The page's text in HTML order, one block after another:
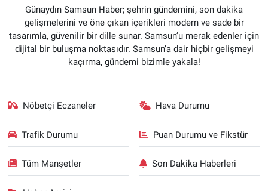
Günaydın Samsun Haber; şehrin gündemini, son dakika
gelişmelerini ve öne çıkan içerikleri modern ve sade bir
tasarımla, güvenilir bir dille sunar. Samsun’u merak edenler için
dijital bir buluşma noktasıdır. Samsun’a dair hiçbir gelişmeyi
kaçırma, gündemi bizimle yakala!
Nöbetçi Eczaneler Hava Durumu
Trafik Durumu Puan Durumu ve Fikstür
Tüm Manşetler Son Dakika Haberleri